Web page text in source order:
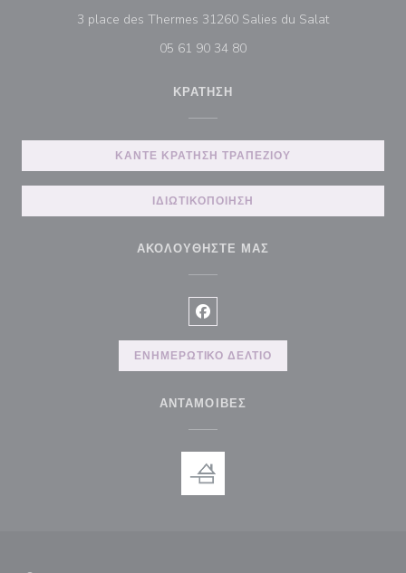
3 place des Thermes 31260 Salies du Salat((ανοίγει σε
05 61 90 34 80
ΚΡΆΤΗΣΗ
ΚΆΝΤΕ ΚΡΆΤΗΣΗ ΤΡΑΠΕΖΙΟΎ
ΙΔΙΩΤΙΚΟΠΟΊΗΣΗ
ΑΚΟΛΟΥΘΉΣΤΕ ΜΑΣ
Facebook ((ανοίγει σε νέο
ΕΝΗΜΕΡΩΤΙΚΌ ΔΕΛΤΊΟ
ΑΝΤΑΜΟΙΒΈΣ